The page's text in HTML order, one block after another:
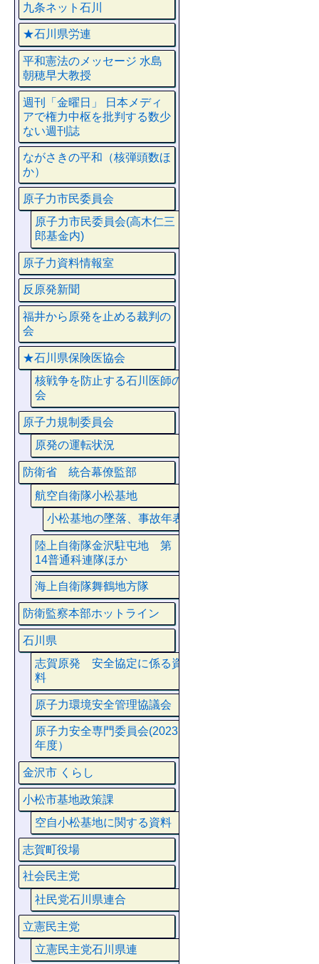
九条ネット石川
★石川県労連
平和憲法のメッセージ 水島
朝穂早大教授
週刊「金曜日」 日本メディ
アで権力中枢を批判する数少
ない週刊誌
ながさきの平和（核弾頭数ほ
か）
原子力市民委員会
原子力市民委員会(高木仁三
郎基金内)
原子力資料情報室
反原発新聞
福井から原発を止める裁判の
会
★石川県保険医協会
核戦争を防止する石川医師の
会
原子力規制委員会
原発の運転状況
防衛省 統合幕僚監部
航空自衛隊小松基地
小松基地の墜落、事故年表
陸上自衛隊金沢駐屯地 第
14普通科連隊ほか
海上自衛隊舞鶴地方隊
防衛監察本部ホットライン
石川県
志賀原発 安全協定に係る資
料
原子力環境安全管理協議会
原子力安全専門委員会(2023
年度）
金沢市 くらし
小松市基地政策課
空自小松基地に関する資料
志賀町役場
社会民主党
社民党石川県連合
立憲民主党
立憲民主党石川県連